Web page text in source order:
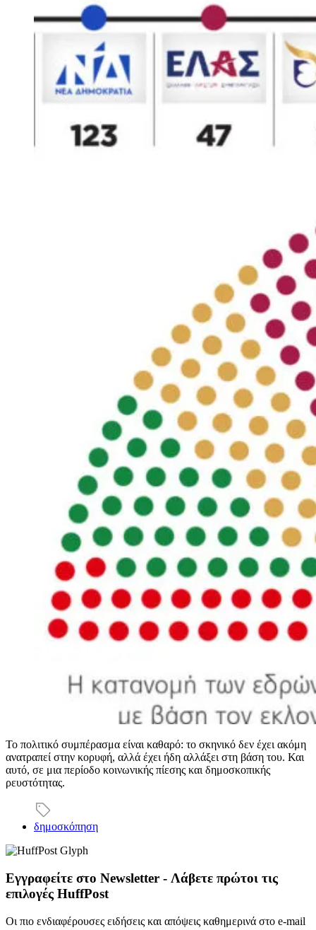
Το πολιτικό συμπέρασμα είναι καθαρό: το σκηνικό δεν έχει ακόμη
ανατραπεί στην κορυφή, αλλά έχει ήδη αλλάξει στη βάση του. Και
αυτό, σε μια περίοδο κοινωνικής πίεσης και δημοσκοπικής
ρευστότητας.
δημοσκόπηση
Εγγραφείτε στο Newsletter - Λάβετε πρώτοι τις
επιλογές HuffPost
Οι πιο ενδιαφέρουσες ειδήσεις και απόψεις καθημερινά στο e-mail